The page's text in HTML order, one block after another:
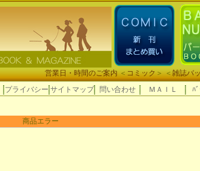
営業日・時間のご案内＜コミック＞ ＜雑誌バ
プライバシー サイトマップ 問い合わせ ＭＡＩＬ ﾊ
商品エラー